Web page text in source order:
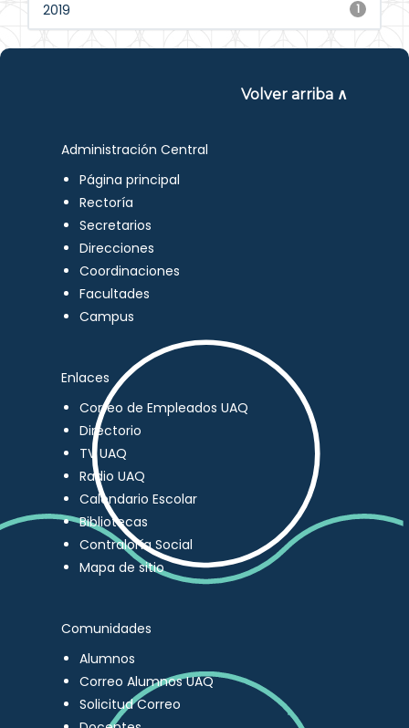
1
2019
Volver arriba ∧
Administración Central
Página principal
Rectoría
Secretarios
Direcciones
Coordinaciones
Facultades
Campus
Enlaces
Correo de Empleados UAQ
Directorio
TV UAQ
Radio UAQ
Calendario Escolar
Bibliotecas
Contraloría Social
Mapa de sitio
Comunidades
Alumnos
Correo Alumnos UAQ
Solicitud Correo